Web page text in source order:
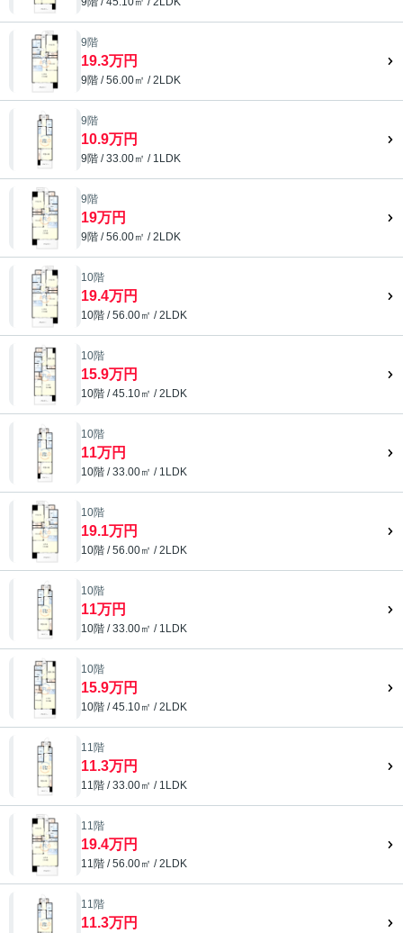
9階
19.3万円
9階 / 56.00㎡ / 2LDK
9階
10.9万円
9階 / 33.00㎡ / 1LDK
9階
19万円
9階 / 56.00㎡ / 2LDK
10階
19.4万円
10階 / 56.00㎡ / 2LDK
10階
15.9万円
10階 / 45.10㎡ / 2LDK
10階
11万円
10階 / 33.00㎡ / 1LDK
10階
19.1万円
10階 / 56.00㎡ / 2LDK
10階
11万円
10階 / 33.00㎡ / 1LDK
10階
15.9万円
10階 / 45.10㎡ / 2LDK
11階
11.3万円
11階 / 33.00㎡ / 1LDK
11階
19.4万円
11階 / 56.00㎡ / 2LDK
11階
11.3万円